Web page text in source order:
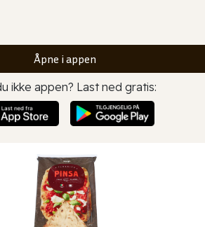
Åpne i appen
ikke appen? Last ned gratis: